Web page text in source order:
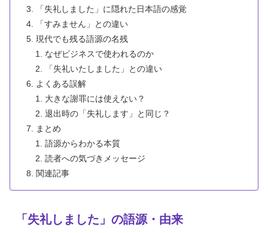
「失礼しました」に隠れた日本語の感覚
「すみません」との違い
現代でも残る語源の名残
なぜビジネスで使われるのか
「失礼いたしました」との違い
よくある誤解
大きな謝罪には使えない？
退出時の「失礼します」と同じ？
まとめ
語源からわかる本質
読者への気づきメッセージ
関連記事
「失礼しました」の語源・由来